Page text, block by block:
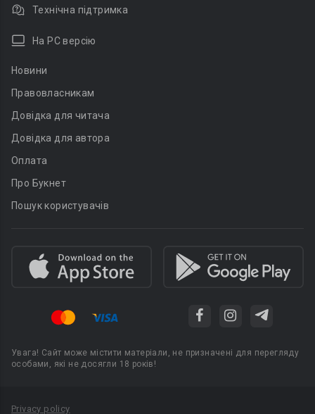
Технічна підтримка
На PC версію
Новини
Правовласникам
Довідка для читача
Довідка для автора
Оплата
Про Букнет
Пошук користувачів
Увага! Сайт може містити матеріали, не призначені для перегляду
особами, які не досягли 18 років!
Privacy policy